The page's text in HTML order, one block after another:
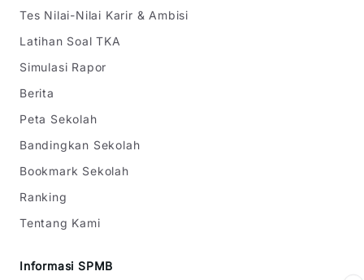
Tes Nilai-Nilai Karir & Ambisi
Latihan Soal TKA
Simulasi Rapor
Berita
Peta Sekolah
Bandingkan Sekolah
Bookmark Sekolah
Ranking
Tentang Kami
Informasi SPMB